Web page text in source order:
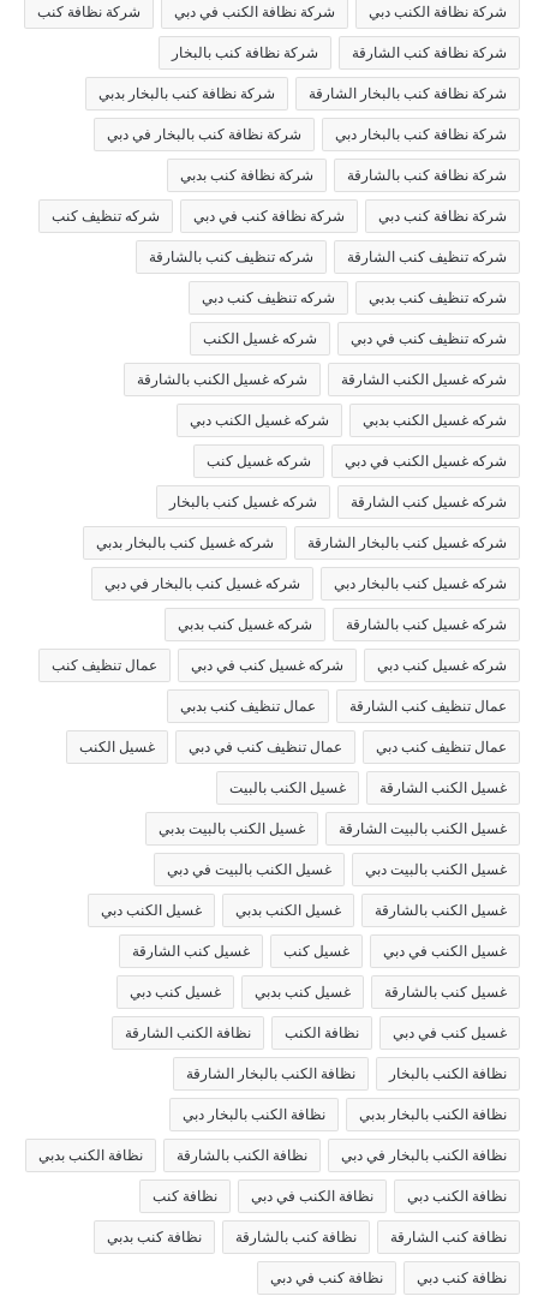
شركة نظافة الكنب دبي شركة نظافة الكنب في دبي شركة نظافة كنب
شركة نظافة كنب الشارقة شركة نظافة كنب بالبخار
شركة نظافة كنب بالبخار الشارقة شركة نظافة كنب بالبخار بدبي
شركة نظافة كنب بالبخار دبي شركة نظافة كنب بالبخار في دبي
شركة نظافة كنب بالشارقة شركة نظافة كنب بدبي
شركة نظافة كنب دبي شركة نظافة كنب في دبي شركه تنظيف كنب
شركه تنظيف كنب الشارقة شركه تنظيف كنب بالشارقة
شركه تنظيف كنب بدبي شركه تنظيف كنب دبي
شركه تنظيف كنب في دبي شركه غسيل الكنب
شركه غسيل الكنب الشارقة شركه غسيل الكنب بالشارقة
شركه غسيل الكنب بدبي شركه غسيل الكنب دبي
شركه غسيل الكنب في دبي شركه غسيل كنب
شركه غسيل كنب الشارقة شركه غسيل كنب بالبخار
شركه غسيل كنب بالبخار الشارقة شركه غسيل كنب بالبخار بدبي
شركه غسيل كنب بالبخار دبي شركه غسيل كنب بالبخار في دبي
شركه غسيل كنب بالشارقة شركه غسيل كنب بدبي
شركه غسيل كنب دبي شركه غسيل كنب في دبي عمال تنظيف كنب
عمال تنظيف كنب الشارقة عمال تنظيف كنب بدبي
عمال تنظيف كنب دبي عمال تنظيف كنب في دبي غسيل الكنب
غسيل الكنب الشارقة غسيل الكنب بالبيت
غسيل الكنب بالبيت الشارقة غسيل الكنب بالبيت بدبي
غسيل الكنب بالبيت دبي غسيل الكنب بالبيت في دبي
غسيل الكنب بالشارقة غسيل الكنب بدبي غسيل الكنب دبي
غسيل الكنب في دبي غسيل كنب غسيل كنب الشارقة
غسيل كنب بالشارقة غسيل كنب بدبي غسيل كنب دبي
غسيل كنب في دبي نظافة الكنب نظافة الكنب الشارقة
نظافة الكنب بالبخار نظافة الكنب بالبخار الشارقة
نظافة الكنب بالبخار بدبي نظافة الكنب بالبخار دبي
نظافة الكنب بالبخار في دبي نظافة الكنب بالشارقة نظافة الكنب بدبي
نظافة الكنب دبي نظافة الكنب في دبي نظافة كنب
نظافة كنب الشارقة نظافة كنب بالشارقة نظافة كنب بدبي
نظافة كنب دبي نظافة كنب في دبي